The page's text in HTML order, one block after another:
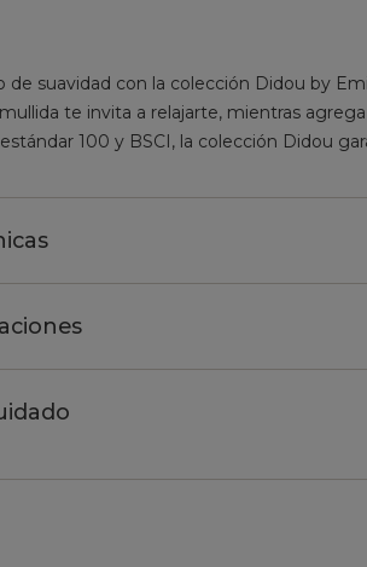
suavidad con la colección Didou by
te invita a relajarte, mientras
100 y BSCI, la colección Didou